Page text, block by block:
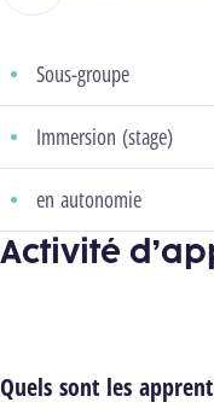
Sous-groupe
Immersion (stage)
en autonomie
Activité
Quels sont les